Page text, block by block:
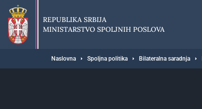
Preskoči
glavni
deo
sadržaja
REPUBLIKA SRBIJA
MINISTARSTVO SPOLJNIH POSLOVA
Breadcrumb
Naslovna Spoljna politika Bilateralna saradnja